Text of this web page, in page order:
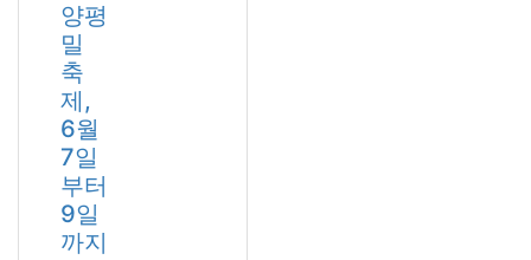
양평
밀
축
제,
6월
7일
부터
9일
까지